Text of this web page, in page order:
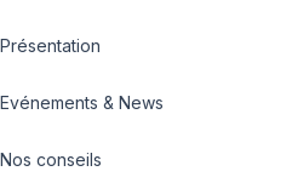
Présentation
Evénements & News
Nos conseils